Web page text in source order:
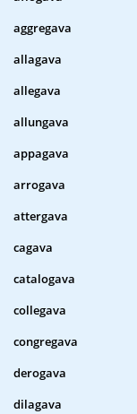
aggregava
allagava
allegava
allungava
appagava
arrogava
attergava
cagava
catalogava
collegava
congregava
derogava
dilagava